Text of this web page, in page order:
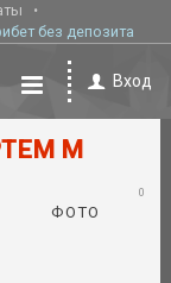
без депозита
Вход
М
ФОТО
0